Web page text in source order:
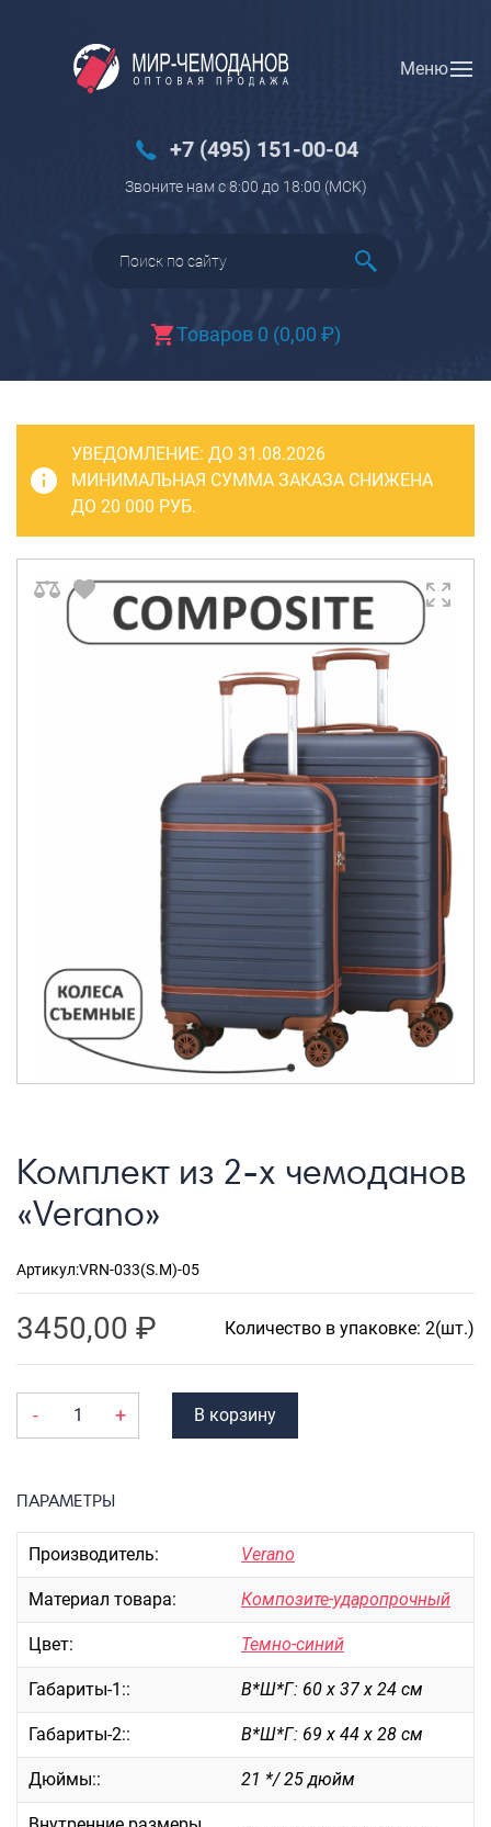
Меню
+7 (495) 151-00-04
Звоните нам с 8:00 до 18:00 (МCK)
Товаров 0 (0,00 ₽)
Вход Регистрация
Багаж
Чемоданы
Чемоданы детские
Пилоты на колесах
Рюкзаки детские для детских
Бьюти-кейсы
САКВОЯЖИ
РАСПРОДАЖА
Сумки
Сумки колесные
Сумки спортивные
Сумки деловые
Сумки поясные
Сумки пляжные
Сумки для ноутбуков
Сумки-тележки хозяйственные
Сумки-рюкзаки на колёсах
Сумки детские
Рюкзаки
Рюкзаки городские
Рюкзаки школьные
Рюкзаки подростковые
Рюкзаки детские
ШОППЕРЫ
Кейсы и планшеты
Кейсы
Планшеты
Аксессуары
ЧЕХЛЫ ДЛЯ ЧЕМОДАНОВ
Мешки для обуви
Пеналы для школы
Новинки
Багаж
Чемоданы оптом
Чемоданы на колесах
УВЕДОМЛЕНИЕ: ДО 31.08.2026
МИНИМАЛЬНАЯ СУММА ЗАКАЗА СНИЖЕНА
ДО 20 000 РУБ.
Комплект из 2-х чемоданов
«Verano»
Артикул:VRN-033(S.M)-05
3450,00 ₽ Количество в упаковке: 2(шт.)
- + В корзину
ПАРАМЕТРЫ
Производитель: Verano
Материал товара: Композите-ударопрочный
Цвет: Темно-синий
Габариты-1:: В*Ш*Г: 60 х 37 х 24 см
Габариты-2:: В*Ш*Г: 69 х 44 х 28 см
Дюймы:: 21 */ 25 дюйм